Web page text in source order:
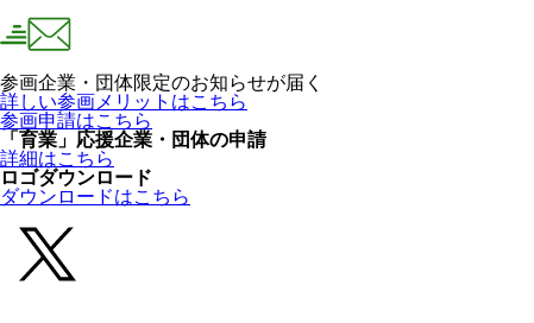
参画企業・団体限定のお知らせが届く
詳しい参画メリットはこちら
参画申請はこちら
「育業」応援企業・団体の申請
詳細はこちら
ロゴダウンロード
ダウンロードはこちら